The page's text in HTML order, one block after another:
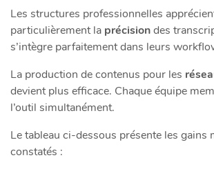
Les structures professionnelles
particulièrement la précisiondes
s’intègre parfaitement dans leurs
La production de contenus pour les
devient plus efficace. Chaque équipe
l’outil simultanément.
Le tableau ci-dessous présente les gains
constatés :